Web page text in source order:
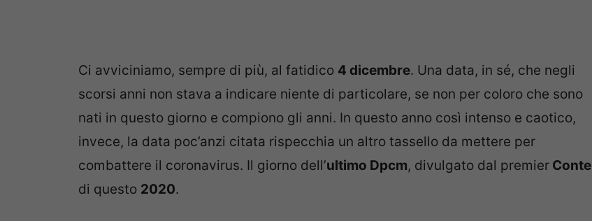
Ci avviciniamo, sempre di più, al fatidico 4 dicembre. Una data, in sé, che negli
scorsi anni non stava a indicare niente di particolare, se non per coloro che sono
nati in questo giorno e compiono gli anni. In questo anno così intenso e caotico,
invece, la data poc’anzi citata rispecchia un altro tassello da mettere per
combattere il coronavirus. Il giorno dell’ultimo Dpcm, divulgato dal premier Conte
di questo 2020.